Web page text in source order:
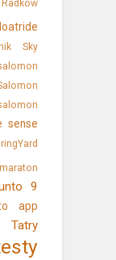
Radków
Sky
sense
9
app
Tatry